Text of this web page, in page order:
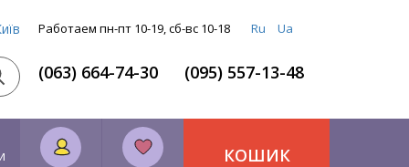
Работаем пн-пт 10-19, сб-вс 10-18 Ru Ua
(063) 664-74-30 (095) 557-13-48
КОШИК